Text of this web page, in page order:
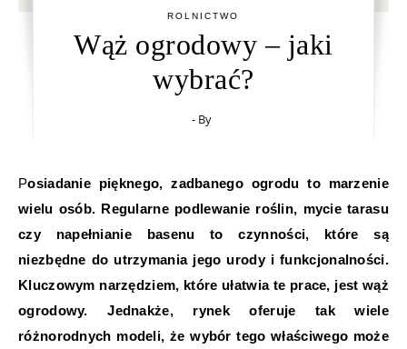
ROLNICTWO
Wąż ogrodowy – jaki
wybrać?
- By
Posiadanie pięknego, zadbanego ogrodu to marzenie
wielu osób. Regularne podlewanie roślin, mycie tarasu
czy napełnianie basenu to czynności, które są
niezbędne do utrzymania jego urody i funkcjonalności.
Kluczowym narzędziem, które ułatwia te prace, jest wąż
ogrodowy. Jednakże, rynek oferuje tak wiele
różnorodnych modeli, że wybór tego właściwego może